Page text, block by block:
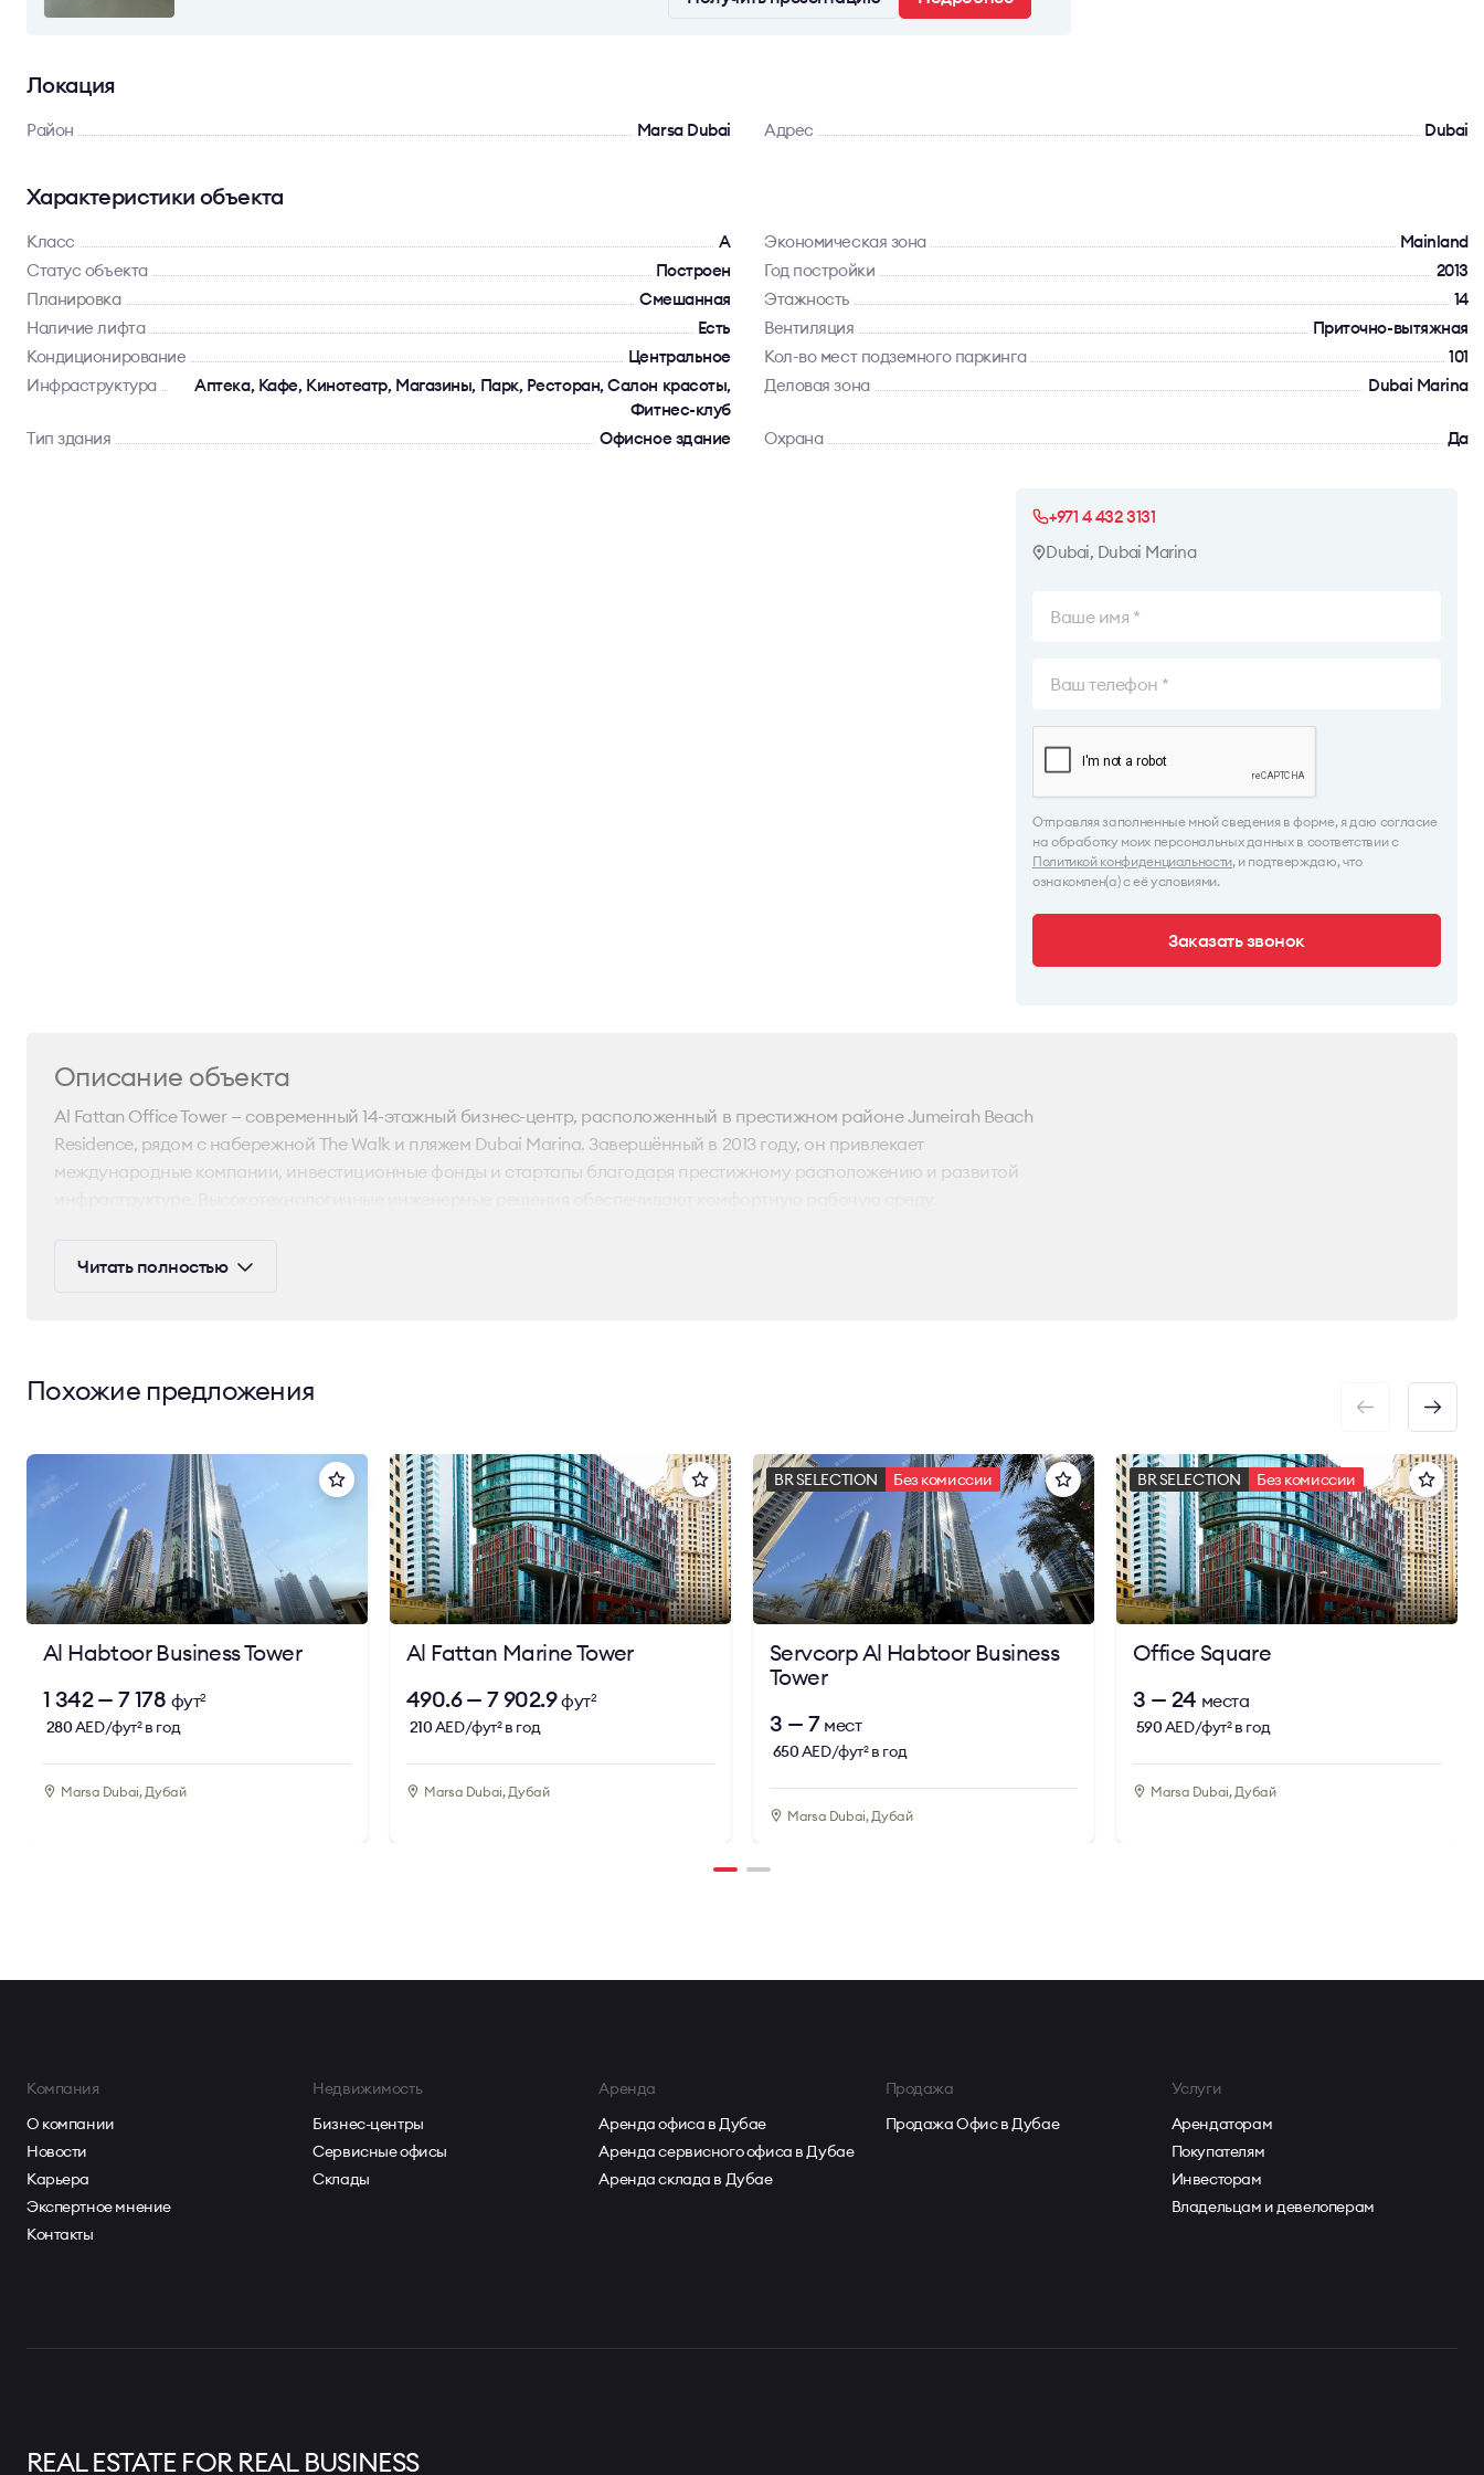
Локация
Район Marsa Dubai Адрес Dubai
Характеристики объекта
Класс A Экономическая зона
Mainland
Статус объекта
Построен Год постройки
2013
Планировка
Смешанная Этажность
14
Наличие лифта
Есть Вентиляция
Приточно-вытяжная
Кондиционирование
Центральное Кол-во мест подземного паркинга
101
Инфраструктура
Аптека, Кафе, Кинотеатр, Магазины, Парк, Ресторан, Салон красоты,
Фитнес-клуб
Деловая зона Dubai Marina
Тип здания Офисное здание Охрана Да
+971 4 432 3131
Dubai, Dubai Marina
Отправляя заполненные мной сведения в форме, я даю согласие
на обработку моих персональных данных в соответствии с
Политикой конфиденциальности, и подтверждаю, что
ознакомлен(а) с её условиями.
Заказать звонок
Описание объекта
Al Fattan Office Tower — современный 14-этажный бизнес-центр, расположенный в престижном районе Jumeirah Beach
Residence, рядом с набережной The Walk и пляжем Dubai Marina. Завершённый в 2013 году, он привлекает
международные компании, инвестиционные фонды и стартапы благодаря престижному расположению и развитой
использованы премиальные материалы, а зоны общего пользования оформлены в лаконичном дизайне. Планировки
Читать полностью
Похожие предложения
Al Habtoor Business Tower
1 342 — 7 178 фут2
280AED/фут2 в год
Marsa Dubai, Дубай
Al Fattan Marine Tower
490.6 — 7 902.9фут2
210AED/фут2 в год
Marsa Dubai, Дубай
BR SELECTION Без комиссии
Servcorp Al Habtoor Business
Tower
3 — 7 мест
650AED/фут2 в год
Marsa Dubai, Дубай
BR SELECTION Без комиссии
Office Square
3 — 24 места
590AED/фут2 в год
Marsa Dubai, Дубай
Компания
О компании
Новости
Карьера
Экспертное мнение
Контакты
Недвижимость
Бизнес-центры
Сервисные офисы
Склады
Аренда
Аренда офиса в Дубае
Аренда сервисного офиса в Дубае
Аренда склада в Дубае
Продажа
Продажа Офис в Дубае
Услуги
Арендаторам
Покупателям
Инвесторам
Владельцам и девелоперам
REAL ESTATE FOR REAL BUSINESS